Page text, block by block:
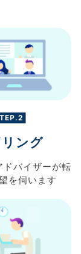
リング
ドバイザーが転
を伺います